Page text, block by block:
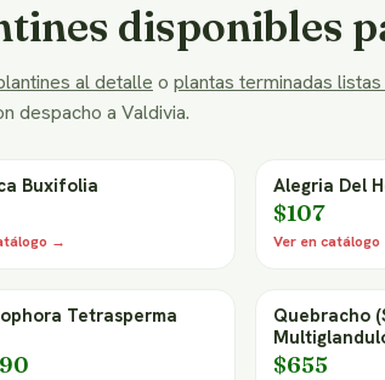
disponibles
al detalle o plantas terminadas
despacho a Valdivia.
Buxifolia
→
Alegria Del
$107
Ver en
Tetrasperma
Quebracho
$655